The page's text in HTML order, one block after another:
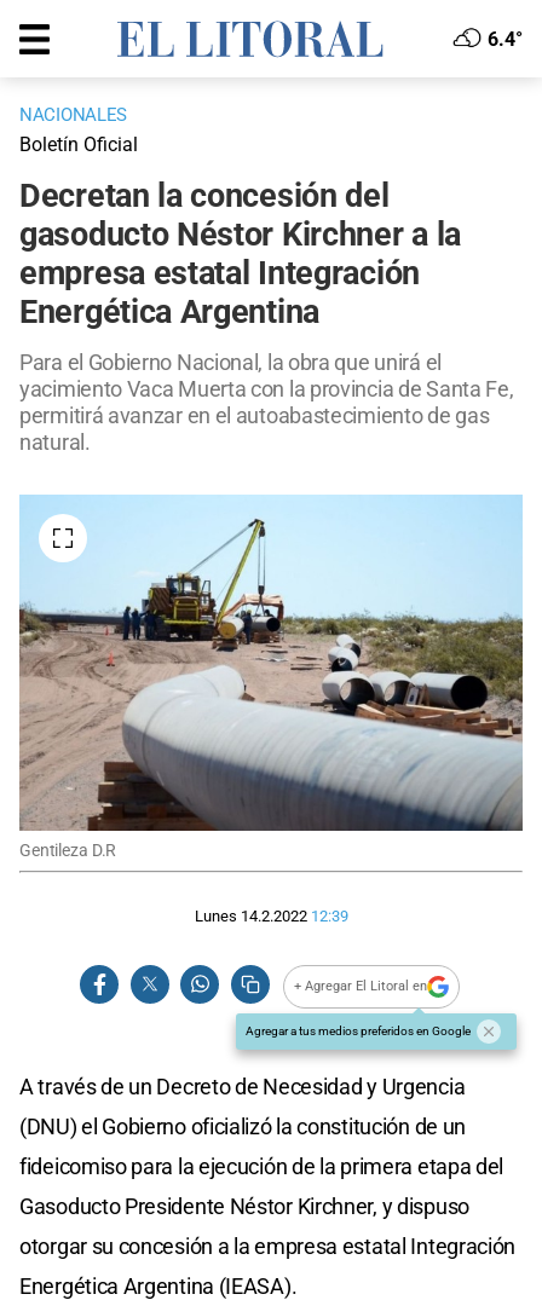
6.4°
NACIONALES
Boletín Oficial
Decretan la concesión del
gasoducto Néstor Kirchner a la
empresa estatal Integración
Energética Argentina
Para el Gobierno Nacional, la obra que unirá el
yacimiento Vaca Muerta con la provincia de Santa Fe,
permitirá avanzar en el autoabastecimiento de gas
natural.
Gentileza D.R
Lunes 14.2.2022 12:39
+ Agregar El Litoral en
Agregar a tus medios preferidos en Google
A través de un Decreto de Necesidad y Urgencia
(DNU) el Gobierno oficializó la constitución de un
fideicomiso para la ejecución de la primera etapa del
Gasoducto Presidente Néstor Kirchner, y dispuso
otorgar su concesión a la empresa estatal Integración
Energética Argentina (IEASA).